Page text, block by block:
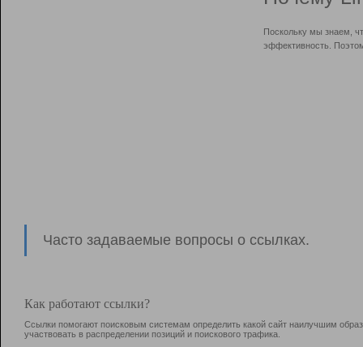
Поскольку мы знаем,
эффективность.
Часто задаваемые вопросы о ссылках.
Как работают ссылки?
Ссылки помогают поисковым системам определить какой сайт наилучшим
участвовать в раcпределении позиций и поискового трафика.